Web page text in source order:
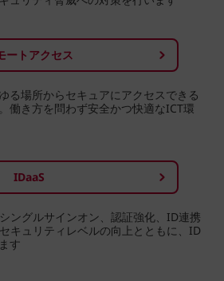
ートアクセス
る場所からセキュアにアクセスできる
働き方を問わず安全かつ快適なICT環
IDaaS
ングルサインオン、認証強化、ID連携
キュリティレベルの向上とともに、ID
す